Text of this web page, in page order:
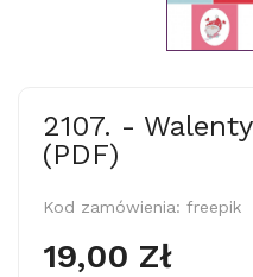
2107. -
(PDF)
Kod zamówienia: freepik
19,00 Zł